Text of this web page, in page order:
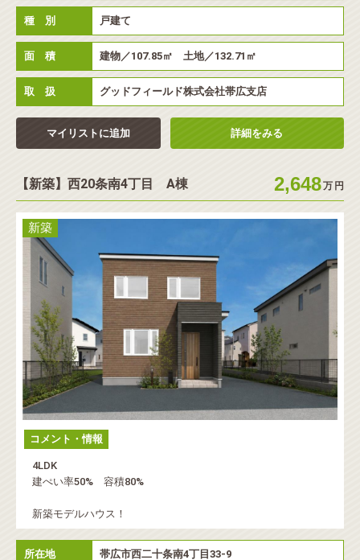
種 別 戸建て
面 積 建物／107.85㎡ 土地／132.71㎡
取 扱 グッドフィールド株式会社帯広支店
マイリストに追加 詳細をみる
【新築】西20条南4丁目 A棟 2,648万 円
新築
コメント・情報
4LDK
建ぺい率50% 容積80%
新築モデルハウス！
所在地 帯広市西二十条南4丁目33-9